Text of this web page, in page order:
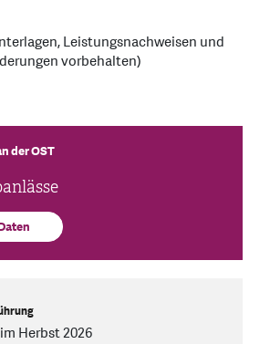
Leistungsnachweisen und
vorbehalten)
der OST
Herbst 2026